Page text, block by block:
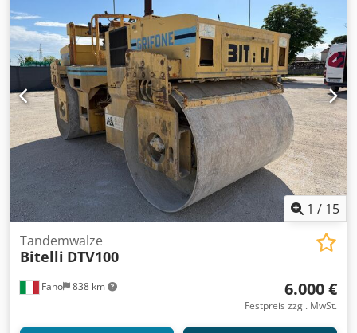
Zylinderzahl: 4 Motorhubraum: 4.400 cc Antrieb: Rad
Leergewicht: 7.500 kg Funktionell Arbeitsbreite: 150 cm
Zustand Technischer Zustand: sehr gut Optischer Zustand:
sehr gut Schäden: keines Finanzielle Informationen Preis:
Auf Anfrage Dcjdpfxjyzz E Rj Acpok Weitere Informationen
Wenden Sie sich an Ernst van Hek, um weitere
Informationen zu erhalten.
1 / 15
Fano 838 km
Tandemwalze
Bitelli DTV100
6.000 €
Festpreis zzgl. MwSt.